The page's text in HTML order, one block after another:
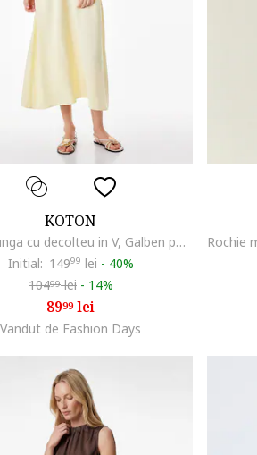
KOTON
Rochie lunga cu decolteu in V, Galben pastel
Initial: 14999 lei - 40%
10499lei - 14%
8999lei
Vandut de Fashion Days